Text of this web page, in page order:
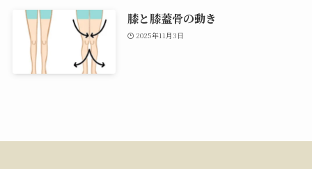
膝と膝蓋骨の動き
2025年11月3日